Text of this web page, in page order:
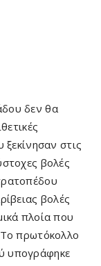
δεν θα
στις
βολές
βολές
πλοία που
πρωτόκολλο
υπογράφηκε